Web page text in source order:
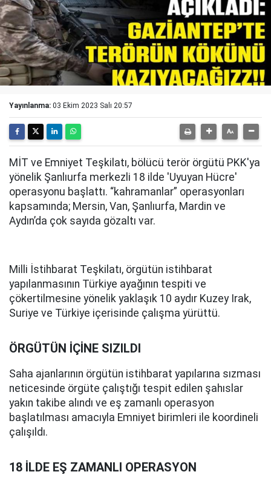
Yayınlanma: 03 Ekim 2023 Salı 20:57
MİT ve Emniyet Teşkilatı, bölücü terör örgütü PKK'ya
yönelik Şanlıurfa merkezli 18 ilde 'Uyuyan Hücre'
operasyonu başlattı. “kahramanlar” operasyonları
kapsamında; Mersin, Van, Şanlıurfa, Mardin ve
Aydın’da çok sayıda gözaltı var.
Milli İstihbarat Teşkilatı, örgütün istihbarat
yapılanmasının Türkiye ayağının tespiti ve
çökertilmesine yönelik yaklaşık 10 aydır Kuzey Irak,
Suriye ve Türkiye içerisinde çalışma yürüttü.
ÖRGÜTÜN İÇİNE SIZILDI
Saha ajanlarının örgütün istihbarat yapılarına sızması
neticesinde örgüte çalıştığı tespit edilen şahıslar
yakın takibe alındı ve eş zamanlı operasyon
başlatılması amacıyla Emniyet birimleri ile koordineli
çalışıldı.
18 İLDE EŞ ZAMANLI OPERASYON